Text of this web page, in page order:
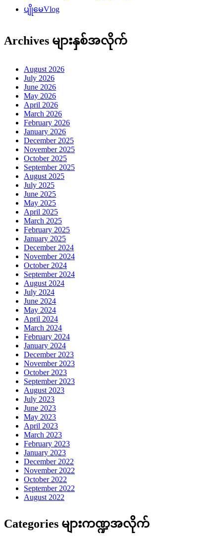
ပျိုမေVlog
Archives များနှစ်အလိုက်
August 2026
July 2026
June 2026
May 2026
April 2026
March 2026
February 2026
January 2026
December 2025
November 2025
October 2025
September 2025
August 2025
July 2025
June 2025
May 2025
April 2025
March 2025
February 2025
January 2025
December 2024
November 2024
October 2024
September 2024
August 2024
July 2024
June 2024
May 2024
April 2024
March 2024
February 2024
January 2024
December 2023
November 2023
October 2023
September 2023
August 2023
July 2023
June 2023
May 2023
April 2023
March 2023
February 2023
January 2023
December 2022
November 2022
October 2022
September 2022
August 2022
Categories များကဏ္ဍအလိုက်